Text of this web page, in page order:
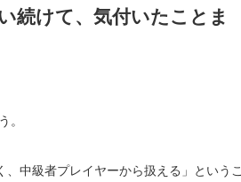
続けて、気付いたことま
。
中級者プレイヤーから扱える」というこ